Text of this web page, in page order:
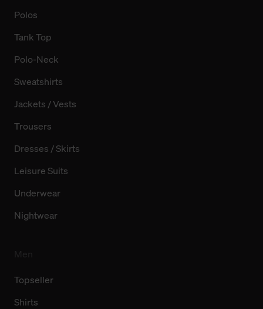
Polos
Tank Top
Polo-Neck
Sweatshirts
Jackets / Vests
Trousers
Dresses / Skirts
Leisure Suits
Underwear
Nightwear
Topseller
Shirts